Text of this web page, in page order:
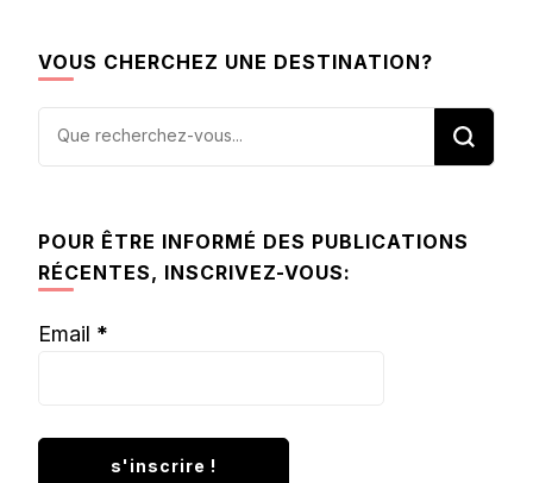
VOUS CHERCHEZ UNE DESTINATION?
Vous
POUR ÊTRE INFORMÉ DES PUBLICATIONS
RÉCENTES, INSCRIVEZ-VOUS:
Email *